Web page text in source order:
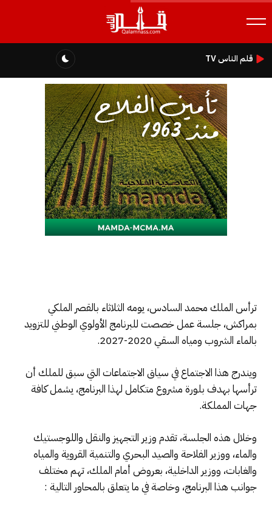
قلم الناس TV
ترأس الملك محمد السادس، يومه الثلاثاء بالقصر الملكي
بمراكش، جلسة عمل خصصت للبرنامج الأولوي الوطني للتزويد
بالماء الشروب ومياه السقي 2020-2027.
ويندرج هذا الاجتماع في سياق الاجتماعات التي سبق للملك أن
ترأسها بهدف بلورة مشروع متكامل لهذا البرنامج، يشمل كافة
جهات المملكة.
وخلال هذه الجلسة، تقدم وزير التجهيز والنقل واللوجستيك
والماء، ووزير الفلاحة والصيد البحري والتنمية القروية والمياه
والغابات، ووزير الداخلية، بعروض أمام الملك، تهم مختلف
جوانب هذا البرنامج، وخاصة في ما يتعلق بالمحاور التالية :